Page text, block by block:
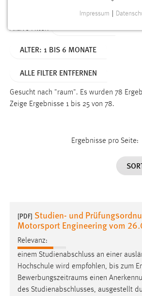
Aktive Filter:
ALTER: 1 BIS 6 MONATE
ALLE FILTER ENTFERNEN
Gesucht nach "raum". Es wurden 78
Zeige Ergebnisse 1 bis 25 von 78.
Ergebnisse pro Seite:
[PDF] Studien- und
Motorsport Engineering vom
Relevanz:
einem Studienabschluss an einer
Hochschule wird empfohlen, bis zum
Bewerbungszeitraums einen
des Studienabschlusses, ausgestellt
Funktionen und sind für die
Name:
Dieser Cookie speichert die
Performance
Name:
staticfilecache
Zweck:
Für performante Seitenauslieferung
gespeichert, ob man eingeloggt ist.
Impressum